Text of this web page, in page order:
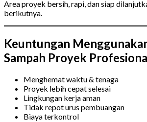
Area proyek bersih, rapi, dan siap
berikutnya.
Keuntungan
Sampah Proyek
Menghemat waktu & tenaga
Proyek lebih cepat selesai
Lingkungan kerja aman
Tidak repot urus pembuangan
Biaya terkontrol